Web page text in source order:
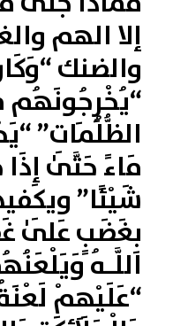
إلا الهم
والضنك
“يُخْرِجُونَهُم
الظُّلُمَاتِ”
مَاءً حَتَّىٰ
شَيْئًا”
بِغَضَبٍ عَلَىٰ
اللَّـهُ
“عَلَيْهِمْ